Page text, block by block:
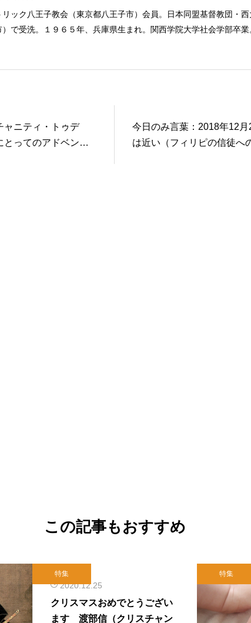
リック八王子教会（東京都八王子市）会員。日本同盟基督教団・
）で受洗。１９６５年、兵庫県生まれ。関西学院大学社会学部卒業
ャニティ・トゥデ
とってのアドベント
今日のみ言葉：2018年12月
は近い（フィリピの信徒へ
この記事もおすすめ
特集
2020.12.25
クリスマスおめでとうござい
ます 渡部信（クリスチャン
特集